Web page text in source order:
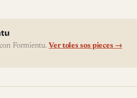
Formientu.Ver toles sos pieces →